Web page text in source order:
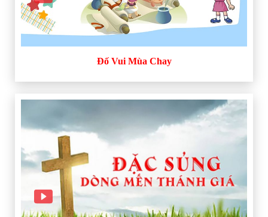
Đố Vui Mùa Chay